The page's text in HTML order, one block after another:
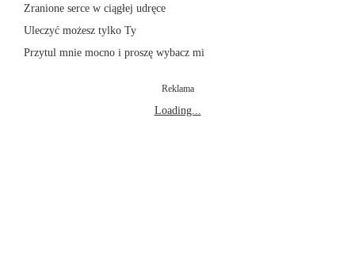
Zranione serce w ciągłej udręce
Uleczyć możesz tylko Ty
Przytul mnie mocno i proszę wybacz mi
Reklama
Loading...